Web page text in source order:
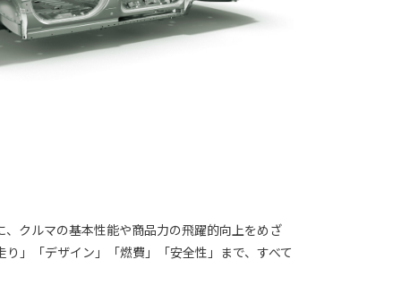
クルマの基本性能や商品力の飛躍的向上をめざ
」「デザイン」「燃費」「安全性」まで、すべて